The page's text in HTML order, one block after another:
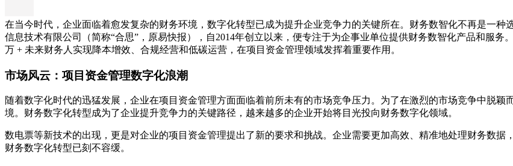
在当今时代，企业面临着愈发复杂的财务环境，数字化转型已成为提升企业竞争力的关键所在。财务数智化不再是一
信息技术有限公司（简称“合思”，原易快报），自2014年创立以来，便专注于为企事业单位提供财务数智化产品和服务
万 + 未来财务人实现降本增效、合规经营和低碳运营，在项目资金管理领域发挥着重要作用。
市场风云：项目资金管理数字化浪潮
随着数字化时代的迅猛发展，企业在项目资金管理方面面临着前所未有的市场竞争压力。为了在激烈的市场竞争中脱
境。财务数字化转型成为了企业提升竞争力的关键路径，越来越多的企业开始将目光投向财务数字化领域。
数电票等新技术的出现，更是对企业的项目资金管理提出了新的要求和挑战。企业需要更加高效、精准地处理财务数
财务数字化转型已刻不容缓。